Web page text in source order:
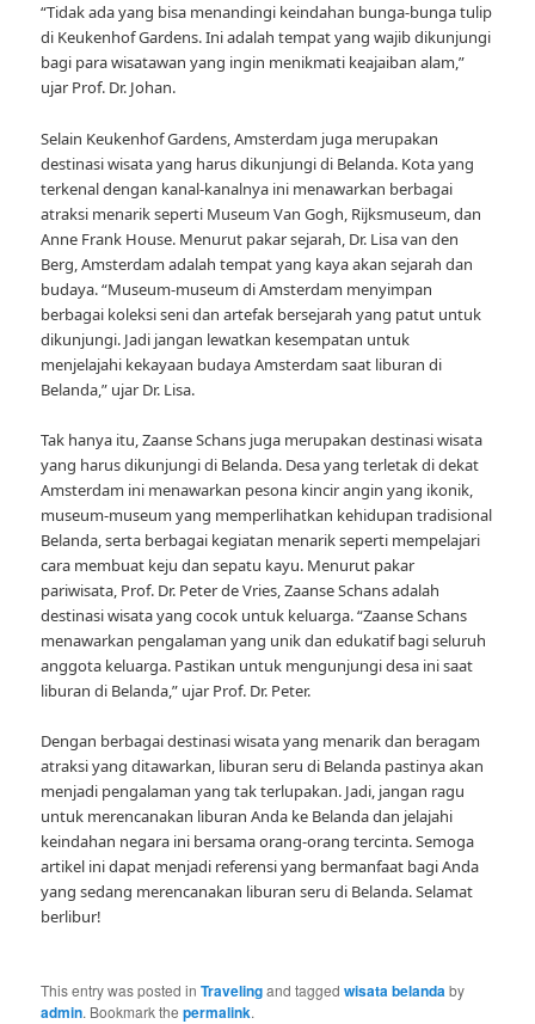
“Tidak ada yang bisa menandingi keindahan bunga-bunga tulip
di Keukenhof Gardens. Ini adalah tempat yang wajib dikunjungi
bagi para wisatawan yang ingin menikmati keajaiban alam,”
ujar Prof. Dr. Johan.
Selain Keukenhof Gardens, Amsterdam juga merupakan
destinasi wisata yang harus dikunjungi di Belanda. Kota yang
terkenal dengan kanal-kanalnya ini menawarkan berbagai
atraksi menarik seperti Museum Van Gogh, Rijksmuseum, dan
Anne Frank House. Menurut pakar sejarah, Dr. Lisa van den
Berg, Amsterdam adalah tempat yang kaya akan sejarah dan
budaya. “Museum-museum di Amsterdam menyimpan
berbagai koleksi seni dan artefak bersejarah yang patut untuk
dikunjungi. Jadi jangan lewatkan kesempatan untuk
menjelajahi kekayaan budaya Amsterdam saat liburan di
Belanda,” ujar Dr. Lisa.
Tak hanya itu, Zaanse Schans juga merupakan destinasi wisata
yang harus dikunjungi di Belanda. Desa yang terletak di dekat
Amsterdam ini menawarkan pesona kincir angin yang ikonik,
museum-museum yang memperlihatkan kehidupan tradisional
Belanda, serta berbagai kegiatan menarik seperti mempelajari
cara membuat keju dan sepatu kayu. Menurut pakar
pariwisata, Prof. Dr. Peter de Vries, Zaanse Schans adalah
destinasi wisata yang cocok untuk keluarga. “Zaanse Schans
menawarkan pengalaman yang unik dan edukatif bagi seluruh
anggota keluarga. Pastikan untuk mengunjungi desa ini saat
liburan di Belanda,” ujar Prof. Dr. Peter.
Dengan berbagai destinasi wisata yang menarik dan beragam
atraksi yang ditawarkan, liburan seru di Belanda pastinya akan
menjadi pengalaman yang tak terlupakan. Jadi, jangan ragu
untuk merencanakan liburan Anda ke Belanda dan jelajahi
keindahan negara ini bersama orang-orang tercinta. Semoga
artikel ini dapat menjadi referensi yang bermanfaat bagi Anda
yang sedang merencanakan liburan seru di Belanda. Selamat
berlibur!
This entry was posted inTravelingand taggedwisata belandaby
admin. Bookmark thepermalink.